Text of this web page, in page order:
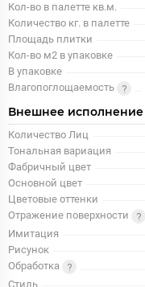
Кол-во в палетте кв.м.
Количество кг. в палетте
Площадь плитки
Кол-во м2 в упаковке
В упаковке
Влагопоглощаемость
Внешнее исполнение
Количество Лиц
Тональная вариация
Фабричный цвет
Основной цвет
Цветовые оттенки
Отражение поверхности
Имитация
Рисунок
Обработка
Стиль